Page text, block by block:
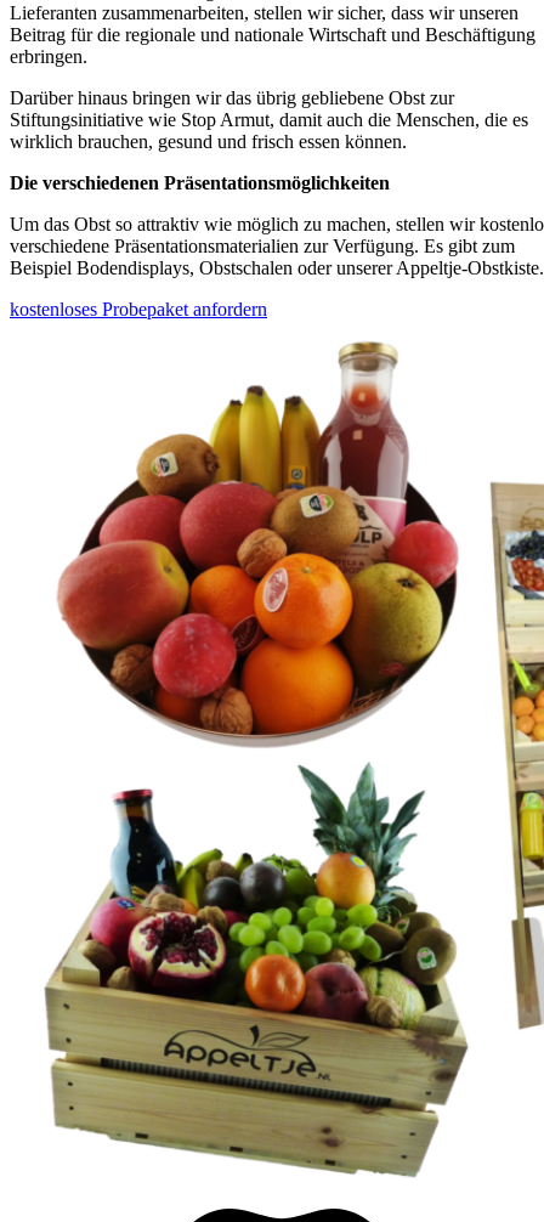
Lieferanten zusammenarbeiten, stellen wir sicher, dass wir unseren
Beitrag für die regionale und nationale Wirtschaft und Beschäftigung
erbringen.
Darüber hinaus bringen wir das übrig gebliebene Obst zur
Stiftungsinitiative wie Stop Armut, damit auch die Menschen, die es
wirklich brauchen, gesund und frisch essen können.
Die verschiedenen Präsentationsmöglichkeiten
Um das Obst so attraktiv wie möglich zu machen, stellen wir
verschiedene Präsentationsmaterialien zur Verfügung. Es gibt zum
Beispiel Bodendisplays, Obstschalen oder unserer Appeltje-Obstkiste.
kostenloses Probepaket anfordern